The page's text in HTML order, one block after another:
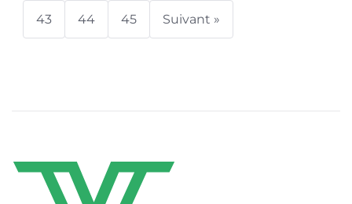
43 44 45 Suivant »